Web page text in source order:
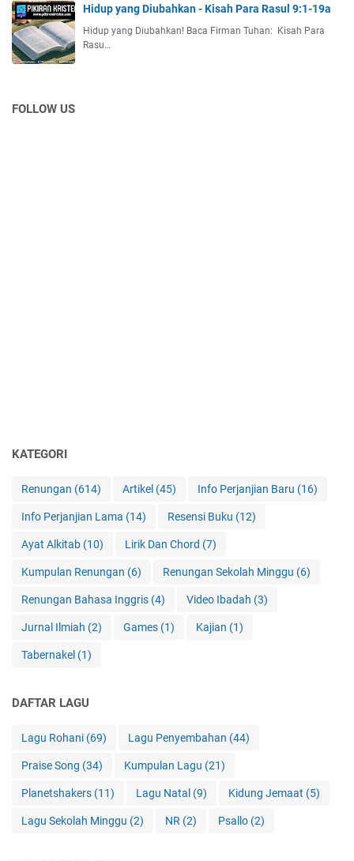
Hidup yang Diubahkan - Kisah Para Rasul 9:1-19a
Hidup yang Diubahkan! Baca Firman Tuhan: Kisah Para
Rasu…
FOLLOW US
KATEGORI
Renungan (614) Artikel (45) Info Perjanjian Baru (16)
Info Perjanjian Lama (14) Resensi Buku (12)
Ayat Alkitab (10) Lirik Dan Chord (7)
Kumpulan Renungan (6) Renungan Sekolah Minggu (6)
Renungan Bahasa Inggris (4) Video Ibadah (3)
Jurnal Ilmiah (2) Games (1) Kajian (1)
Tabernakel (1)
DAFTAR LAGU
Lagu Rohani (69) Lagu Penyembahan (44)
Praise Song (34) Kumpulan Lagu (21)
Planetshakers (11) Lagu Natal (9) Kidung Jemaat (5)
Lagu Sekolah Minggu (2) NR (2) Psallo (2)